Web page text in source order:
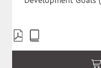
Preise
inkl.